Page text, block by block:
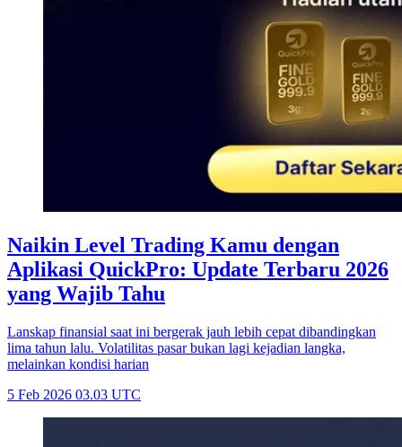
Naikin Level Trading Kamu dengan
Aplikasi QuickPro: Update Terbaru 2026
yang Wajib Tahu
Lanskap finansial saat ini bergerak jauh lebih cepat dibandingkan
lima tahun lalu. Volatilitas pasar bukan lagi kejadian langka,
melainkan kondisi harian
5 Feb 2026 03.03 UTC